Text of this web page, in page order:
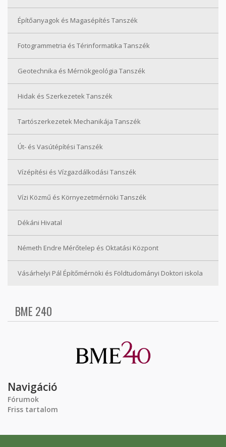
Építőanyagok és Magasépítés Tanszék
Fotogrammetria és Térinformatika Tanszék
Geotechnika és Mérnökgeológia Tanszék
Hidak és Szerkezetek Tanszék
Tartószerkezetek Mechanikája Tanszék
Út- és Vasútépítési Tanszék
Vízépítési és Vízgazdálkodási Tanszék
Vízi Közmű és Környezetmérnöki Tanszék
Dékáni Hivatal
Németh Endre Mérőtelep és Oktatási Központ
Vásárhelyi Pál Építőmérnöki és Földtudományi Doktori iskola
BME 240
Navigáció
Fórumok
Friss tartalom